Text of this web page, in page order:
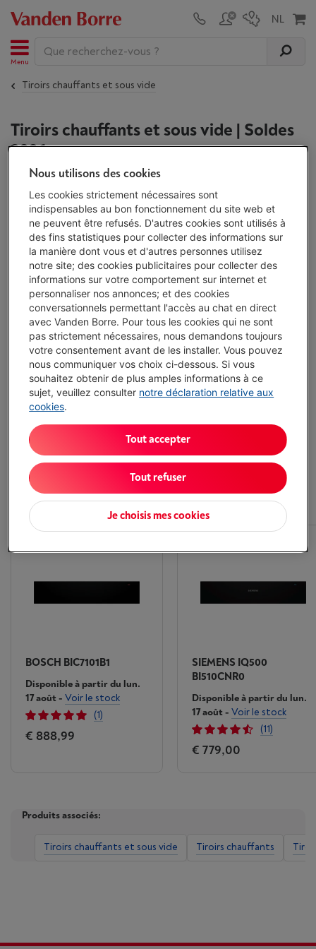
Menu
Tiroirs chauffants et sous vide
Tiroirs chauffants et sous vide | Soldes
2026
Lessoldesseront de retour du 3 au 31 janvier 2027 : une
occasion à ne pas manquer pour profiter des meilleures
offres sur nos produits. En attendant, chez Vanden Borre,
vous bénéficiez toute l'année de notre garantie du prix le
plus bas : si vous trouvez votre appareil moins cher, ici ou
ailleurs, dans les 30 jours suivant votre achat, nous vous
remboursons la différence !En savoir plus
Tiroirs chauffants et sous vide
Garantie du prix le plus bas
Raccordement et mise en service gratuits
Réparation à domicile par nos techniciens
Tiroirs chauffants et sous vide - Les articles les
plus populaires
BOSCH BIC7101B1
Disponible à partir du lun.
17 août- Voir le stock
(1)
€ 888,99
SIEMENS IQ500
BI510CNR0
Disponible à partir du lun.
17 août- Voir le stock
(11)
€ 779,00
Produits associés:
Tiroirs chauffants et sous vide Tiroirs chauffants
Nous utilisons des cookies
Les cookies strictement nécessaires sont
indispensables au bon fonctionnement du site web et
ne peuvent être refusés. D'autres cookies sont utilisés à
des fins statistiques pour collecter des informations sur
la manière dont vous et d'autres personnes utilisez
notre site; des cookies publicitaires pour collecter des
informations sur votre comportement sur internet et
personnaliser nos annonces; et des cookies
conversationnels permettant l'accès au chat en direct
avec Vanden Borre. Pour tous les cookies qui ne sont
pas strictement nécessaires, nous demandons toujours
votre consentement avant de les installer. Vous pouvez
nous communiquer vos choix ci-dessous. Si vous
souhaitez obtenir de plus amples informations à ce
sujet, veuillez consulter notre déclaration relative aux
cookies.
Je choisis mes cookies
Tout refuser
Tout accepter